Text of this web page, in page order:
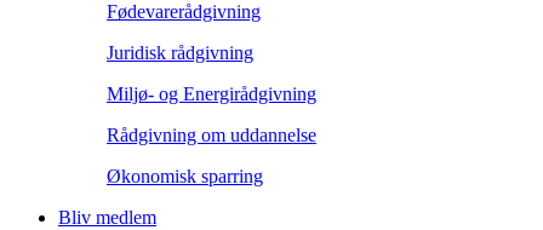
Fødevarerådgivning
Juridisk rådgivning
Miljø- og Energirådgivning
Rådgivning om uddannelse
Økonomisk sparring
Bliv medlem